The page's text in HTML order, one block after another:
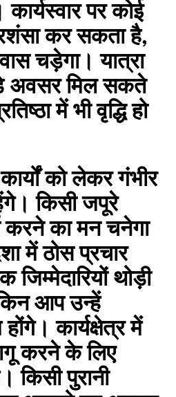
पर कोई
कर सकता है,
चड़ेगा। यात्रा
अवसर मिल सकते
में भी वृद्धि हो
को लेकर गंभीर
किसी जपूरे
करने का मन चनेगा
में ठोस प्रचार
जिम्मेदारियों थोड़ी
आप उन्हें
कार्यक्षेत्र में
करने के लिए
पुरानी